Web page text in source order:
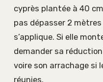
cyprès plantée à 40
pas dépasser 2
s’applique. Si elle
demander sa
voire son arrachage si
réunies.